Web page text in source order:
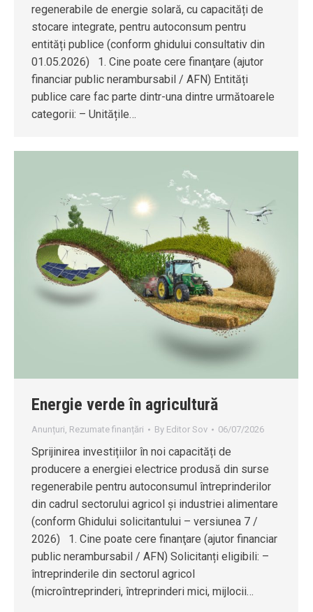
regenerabile de energie solară, cu capacități de
stocare integrate, pentru autoconsum pentru
entități publice (conform ghidului consultativ din
01.05.2026) 1. Cine poate cere finanţare (ajutor
financiar public nerambursabil / AFN) Entități
publice care fac parte dintr-una dintre următoarele
categorii: – Unitățile…
Energie verde în agricultură
Anunțuri Rezumate finanțări By Editor Sov 06/07/2026
Sprijinirea investițiilor în noi capacități de
producere a energiei electrice produsă din surse
regenerabile pentru autoconsumul întreprinderilor
din cadrul sectorului agricol și industriei alimentare
(conform Ghidului solicitantului – versiunea 7 /
2026) 1. Cine poate cere finanţare (ajutor financiar
public nerambursabil / AFN) Solicitanți eligibili: –
întreprinderile din sectorul agricol
(microîntreprinderi, întreprinderi mici, mijlocii…